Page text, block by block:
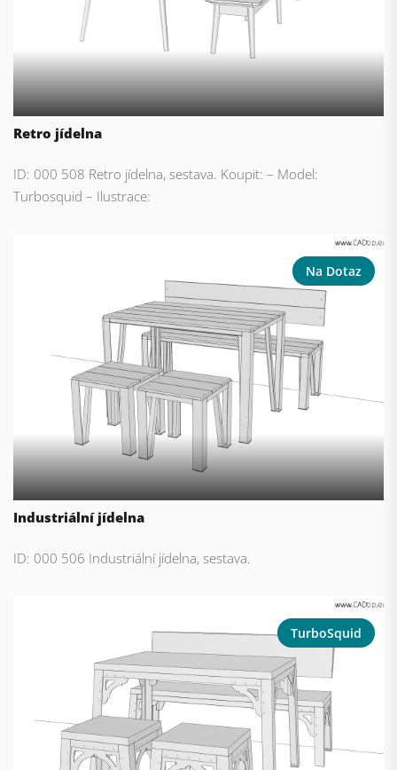
Retro jídelna
ID: 000 508 Retro jídelna, sestava. Koupit: – Model:
Turbosquid – Ilustrace:
Na Dotaz
Industriální jídelna
ID: 000 506 Industriální jídelna, sestava.
TurboSquid